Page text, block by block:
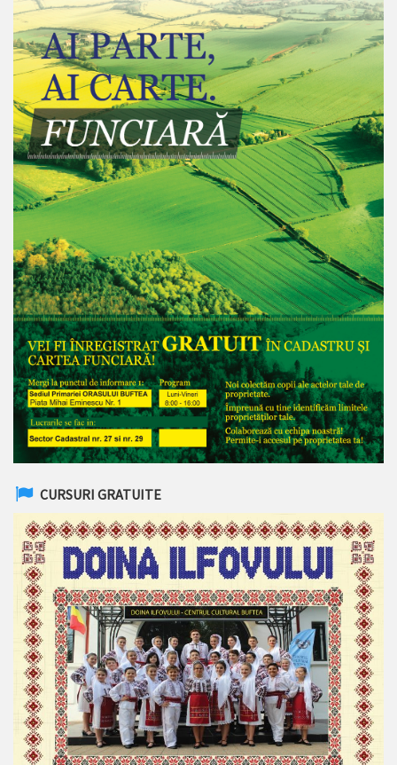
CURSURI GRATUITE